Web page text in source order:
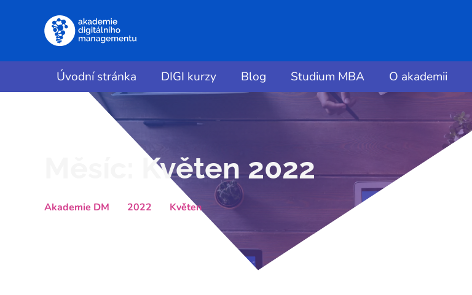
Úvodní stránka DIGI kurzy Blog Studium MBA O akademii
Květen 2022
Akademie DM 2022 Květen